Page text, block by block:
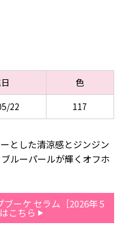
色
22 117
とした清涼感とジンジン
ルーパールが輝くオフホ
ーケ セラム［2026年 5
こちら